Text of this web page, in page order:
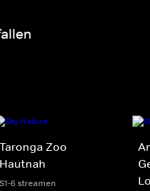
Taronga Zoo
Hautnah
S1-6 streamen